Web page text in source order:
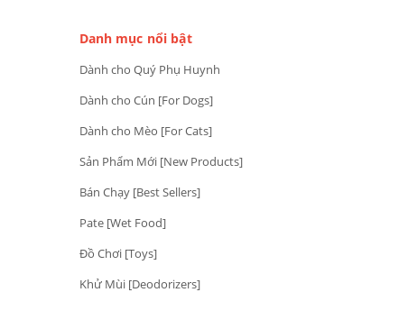
Danh mục nổi bật
Dành cho Quý Phụ Huynh
Dành cho Cún [For Dogs]
Dành cho Mèo [For Cats]
Sản Phẩm Mới [New Products]
Bán Chạy [Best Sellers]
Pate [Wet Food]
Đồ Chơi [Toys]
Khử Mùi [Deodorizers]